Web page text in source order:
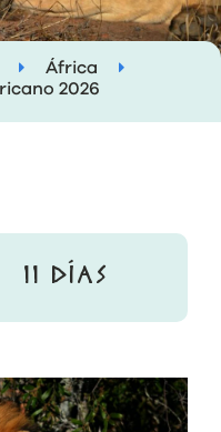
África
2026
11 DÍAS